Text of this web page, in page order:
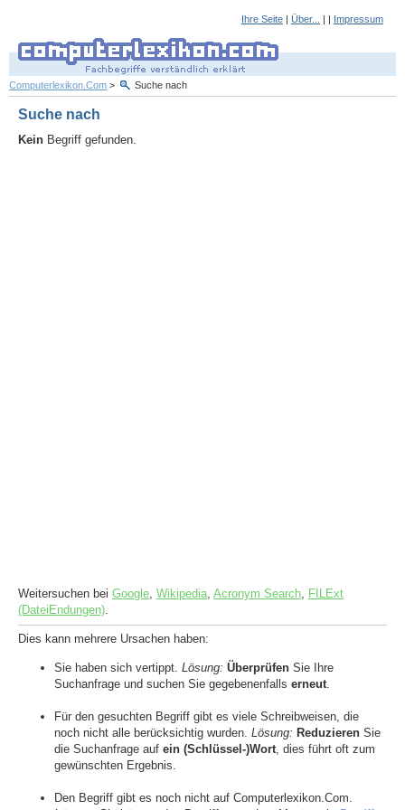
Ihre Seite | Über... | | Impressum
Computerlexikon.Com > Suche nach
Suche nach
Kein Begriff gefunden.
Weitersuchen bei Google, Wikipedia, Acronym Search, FILExt
(DateiEndungen).
Dies kann mehrere Ursachen haben:
Sie haben sich vertippt. Lösung: Überprüfen Sie Ihre
Suchanfrage und suchen Sie gegebenenfalls erneut
Für den gesuchten Begriff gibt es viele Schreibweisen, die
noch nicht alle berücksichtig wurden. Lösung: Reduzieren Sie
die Suchanfrage auf ein (Schlüssel-)Wort , dies führt oft zum
gewünschten Ergebnis.
Den Begriff gibt es noch nicht auf Computerlexikon.Com.